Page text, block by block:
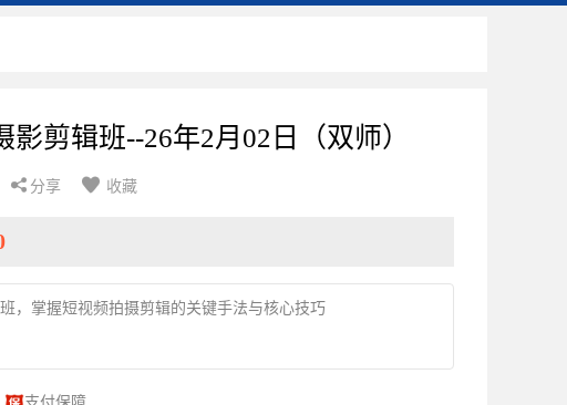
影剪辑班--26年2月02日（双师）
 分享  收藏
，掌握短视频拍摄剪辑的关键手法与核心技巧